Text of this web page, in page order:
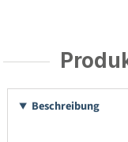
Beschreibung